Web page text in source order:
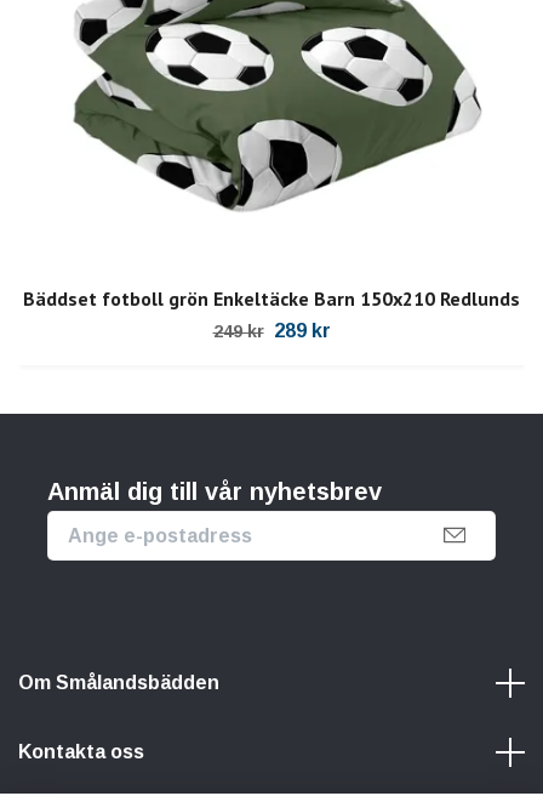
Bäddset fotboll grön Enkeltäcke Barn 150x210 Redlunds
249 kr 289 kr
Anmäl dig till vår nyhetsbrev
Om Smålandsbädden
Kontakta oss